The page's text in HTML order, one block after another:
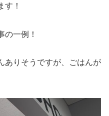
す！
の一例！
ありそうですが、ごはんが